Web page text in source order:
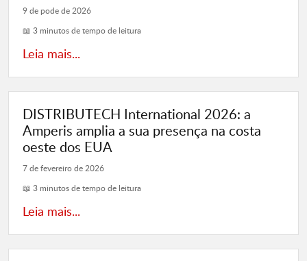
9 de pode de 2026
📖 3 minutos de tempo de leitura
Leia mais...
DISTRIBUTECH International 2026: a
Amperis amplia a sua presença na costa
oeste dos EUA
7 de fevereiro de 2026
📖 3 minutos de tempo de leitura
Leia mais...